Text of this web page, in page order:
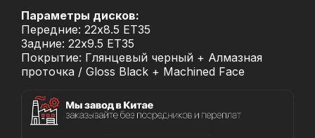
Параметры дисков:
Передние: 22x8.5 ET35
Задние: 22x9.5 ET35
Покрытие: Глянцевый черный + Алмазная
проточка / Gloss Black + Machined Face